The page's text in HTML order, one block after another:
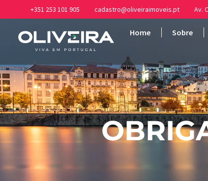
+351 253 101 905 cadastro@oliveiraimoveis.pt Av.
Home Sobre